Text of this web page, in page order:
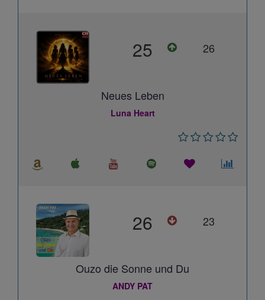
25 26
Neues Leben
Luna Heart
26 23
Ouzo die Sonne und Du
ANDY PAT